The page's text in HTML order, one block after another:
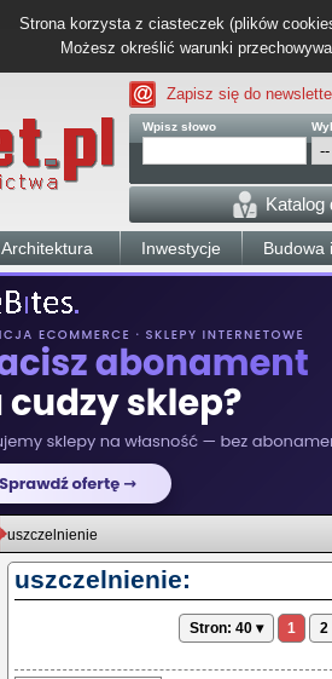
Strona korzysta z ciasteczek (plików
Możesz określić warunki
Zapisz się do
Wpisz słowo
Katalog
Architektura Inwestycje Budowa
uszczelnienie
uszczelnienie:
Stron: 40 ▾ 1 2